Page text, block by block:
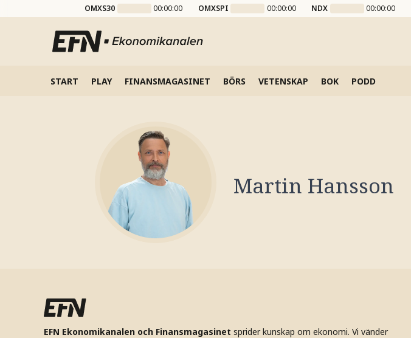
OMXS30 00:00:00 OMXSPI 00:00:00 NDX 00:00:00
START PLAY FINANSMAGASINET BÖRS VETENSKAP BOK PODD
Martin Hansson
EFN Ekonomikanalen och Finansmagasinet sprider kunskap om ekonomi. Vi vänder